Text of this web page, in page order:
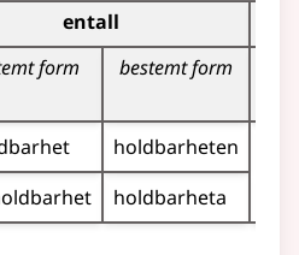
substantivet
entall
form
bestemt form
holdbarheten
holdbarheta